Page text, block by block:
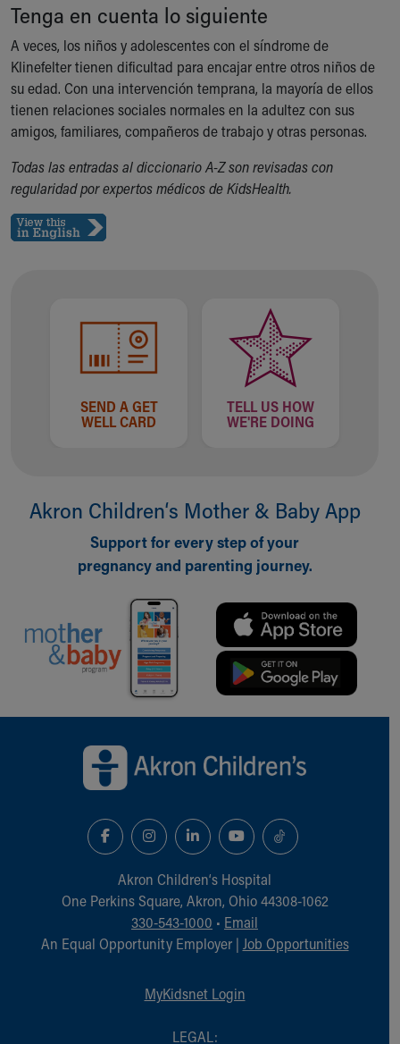
Quality and Patient Safety
Unity and Engagement
Women's Board
Our History
More childhood, please.™
Cincinnati Children's
Your Visit
MyChart Telehealth Visits
Directions
During Your Visit
Financial Services
Department of Public Safety
Health Info
Health Information
Healthy Info, Healthy Kids
Inside Children's Blog
Injury Prevention
Symptom Checker
Skip to main content
Tenga en cuenta lo siguiente
A veces, los niños y adolescentes con el síndrome de
Klinefelter tienen dificultad para encajar entre otros niños de
su edad. Con una intervención temprana, la mayoría de ellos
tienen relaciones sociales normales en la adultez con sus
amigos, familiares, compañeros de trabajo y otras personas.
Todas las entradas al diccionario A-Z son revisadas con
regularidad por expertos médicos de KidsHealth.
SEND A GET
WELL CARD
TELL US HOW
WE'RE DOING
Akron Children‘s Mother & Baby App
Support for every step of your
pregnancy and parenting journey.
Akron Children‘s Hospital
One Perkins Square, Akron, Ohio 44308-1062
330-543-1000 • Email
An Equal Opportunity Employer | Job Opportunities
MyKidsnet Login
LEGAL: